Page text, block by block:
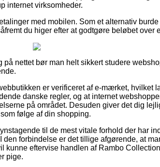
internet virksomheder.
med mobilen. Som et alternativ
du higer efter at godtgøre beløbet over
nettet bør man helt sikkert studere
er verificeret af e-mærket, hvilket
danske regler, og at internet
på området. Desuden giver det dig
følge af din shopping.
til de mest vitale forhold der har
forbindelse er det tillige afgørende, at
kunne eftervise handlen af Rambo
pige.